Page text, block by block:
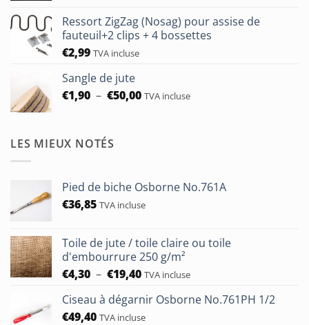
Ressort ZigZag (Nosag) pour assise de
fauteuil+2 clips + 4 bossettes
€2,99 TVA incluse
Sangle de jute
€1,90 – €50,00Plage
TVA incluse
LES MIEUX NOTÉS
Pied de biche Osborne No.761A
€36,85 TVA incluse
Toile de jute / toile claire ou toile
d'embourrure 250 g/m²
€4,30 – €19,40Plage
prix :
€4,30
TVA incluse
Ciseau à dégarnir Osborne No.761PH 1/2
€49,40 TVA incluse